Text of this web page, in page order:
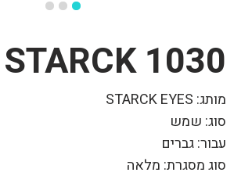
1030 STARCK
מותג: STARCK EYES
סוג: שמש
עבור: גברים
סוג מסגרת: מלאה